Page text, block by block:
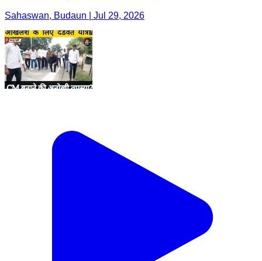
Sahaswan, Budaun | Jul 29, 2026